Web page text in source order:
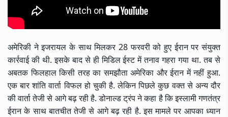
अमेरिकी ने इजरायल के साथ मिलकर 28 फरवरी को हुए ईरान पर संयुक्त
कार्रवाई की थी. इसके बाद से ही मिडिल ईस्ट में तनाव गहरा गया था. तब से
अबतक फिलहाल किसी तरह का समझौता अमेरिका और ईरान में नहीं हुआ.
एक बार शांति वार्ता विफल हो चुकी है. लेकिन पिछले कुछ वक्त से अन्य दौर
की वार्ता तेजी से आगे बढ़ रही है. डोनाल्ड ट्रंप ने कहा है कि इस्लामी गणतंत्र
ईरान के साथ बातचीत तेजी से आगे बढ़ रही है. इस मामले पर आपका ध्यान